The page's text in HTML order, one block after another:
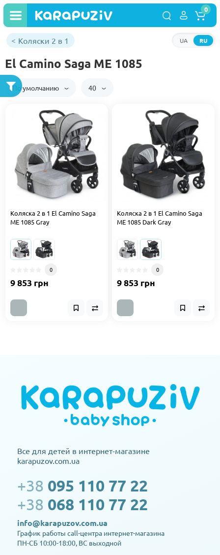
RU
UA
0
Коляски 2 в 1
El Camino Saga ME 1085
По умолчанию 40
Коляска 2 в 1 El Camino Saga
ME 1085 Gray
0
9 853 грн
Коляска 2 в 1 El Camino Saga
ME 1085 Dark Gray
0
9 853 грн
Все для детей в интернет-магазине
karapuzov.com.ua
+38 095 110 77 22
+38 068 110 77 22
info@karapuzov.com.ua
График работы call-центра интернет-магазина
ПН-СБ 10:00-18:00, ВС выходной